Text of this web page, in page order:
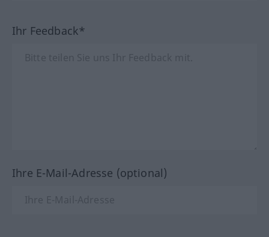
Ihr Feedback*
Ihre E-Mail-Adresse (optional)